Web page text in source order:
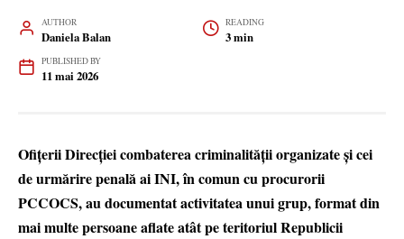
AUTHOR
Daniela Balan
READING
3 min
PUBLISHED BY
11 mai 2026
Ofițerii Direcției combaterea criminalității organizate și cei
de urmărire penală ai INI, în comun cu procurorii
PCCOCS, au documentat activitatea unui grup, format din
mai multe persoane aflate atât pe teritoriul Republicii